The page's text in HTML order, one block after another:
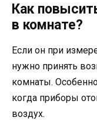
Как
в комнате?
Если он при
нужно принять
комнаты.
когда приборы
воздух.